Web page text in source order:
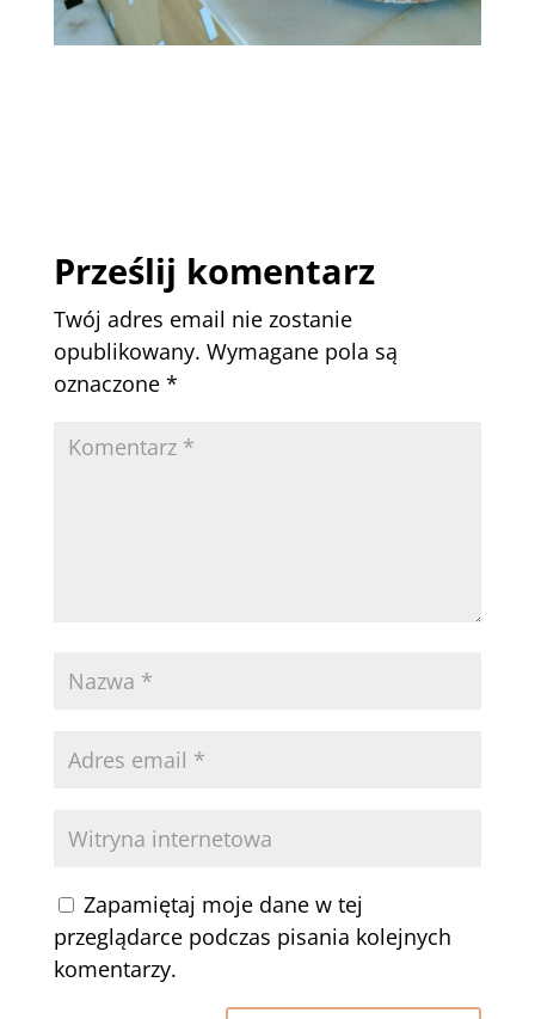
Prześlij komentarz
Twój adres email nie zostanie
opublikowany. Wymagane pola są
oznaczone *
Zapamiętaj moje dane w tej
przeglądarce podczas pisania kolejnych
komentarzy.